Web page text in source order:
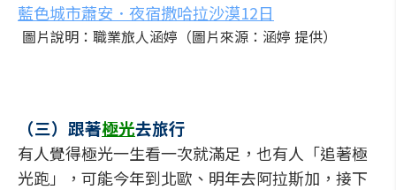
藍色城市蕭安．夜宿撒哈拉沙漠12日
圖片說明：職業旅人涵婷（圖片來源：涵婷 提供）
（三）跟著極光去旅行
有人覺得極光一生看一次就滿足，也有人「追著極
光跑」，可能今年到北歐、明年去阿拉斯加，接下